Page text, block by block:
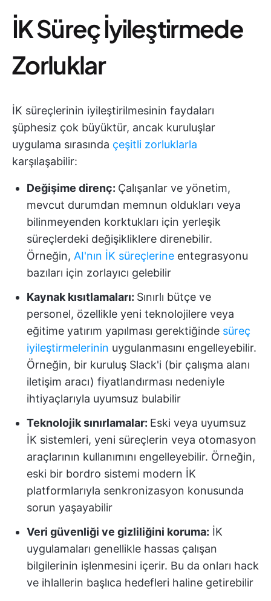
İK Süreç İyileştirmede
Zorluklar
İK süreçlerinin iyileştirilmesinin faydaları
şüphesiz çok büyüktür, ancak kuruluşlar
uygulama sırasında çeşitli zorluklarla
karşılaşabilir:
Değişime direnç: Çalışanlar ve yönetim,
mevcut durumdan memnun oldukları veya
bilinmeyenden korktukları için yerleşik
süreçlerdeki değişikliklere direnebilir.
Örneğin, AI'nın İK süreçlerine entegrasyonu
bazıları için zorlayıcı gelebilir
Kaynak kısıtlamaları: Sınırlı bütçe ve
personel, özellikle yeni teknolojilere veya
eğitime yatırım yapılması gerektiğinde süreç
iyileştirmelerinin uygulanmasını engelleyebilir.
Örneğin, bir kuruluş Slack'i (bir çalışma alanı
iletişim aracı) fiyatlandırması nedeniyle
ihtiyaçlarıyla uyumsuz bulabilir
Teknolojik sınırlamalar: Eski veya uyumsuz
İK sistemleri, yeni süreçlerin veya otomasyon
araçlarının kullanımını engelleyebilir. Örneğin,
eski bir bordro sistemi modern İK
platformlarıyla senkronizasyon konusunda
sorun yaşayabilir
Veri güvenliği ve gizliliğini koruma: İK
uygulamaları genellikle hassas çalışan
bilgilerinin işlenmesini içerir. Bu da onları hack
ve ihlallerin başlıca hedefleri haline getirebilir